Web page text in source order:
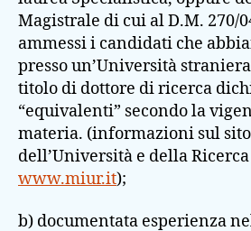
Magistrale di cui al D.M. 270/
ammessi i candidati che
presso un’Università
titolo di dottore di ricerca
“equivalenti” secondo la
materia. (informazioni sul
dell’Università e della
www.miur.it);
b) documentata esperienza